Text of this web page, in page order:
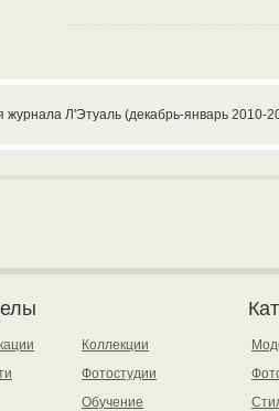
журнала Л'Этуаль (декабрь-январь 2010-
Коллекции
Фотостудии
Обучение